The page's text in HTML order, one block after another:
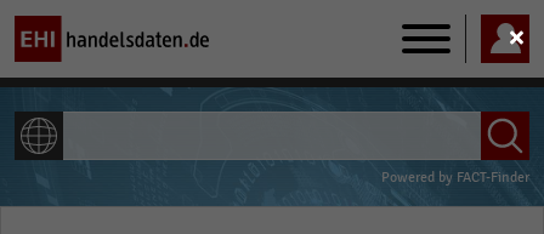
Main
navigation
Powered by FACT-Finder